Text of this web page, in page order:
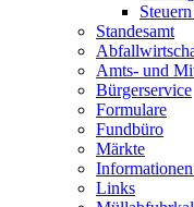
Standesamt
Amts- und
Bürgerservice
Formulare
Fundbüro
Märkte
Links